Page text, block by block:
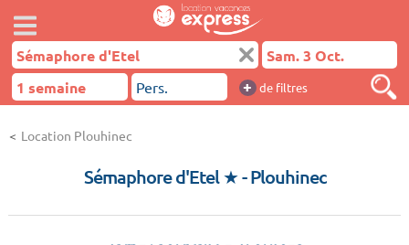
+ de filtres
Location Plouhinec
Sémaphore d'Etel ★- Plouhinec